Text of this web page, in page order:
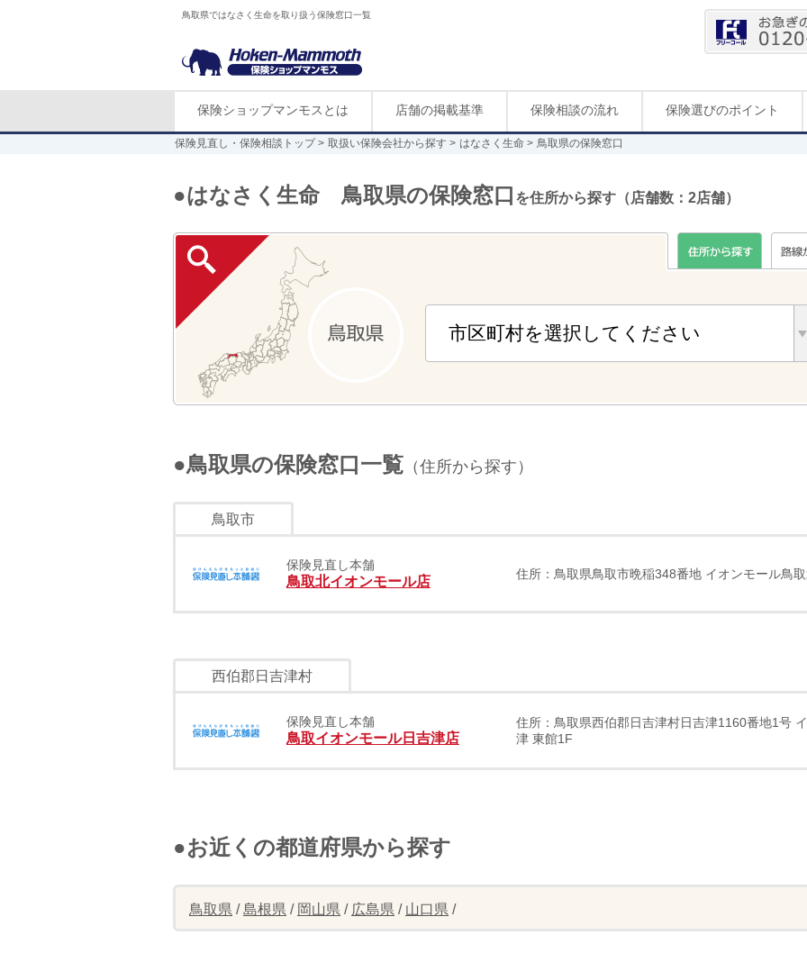
鳥取県ではなさく生命を取り扱う保険窓口一覧
保険ショップマンモスとは 店舗の掲載基準 保険相談の流れ 保険選びのポイント
保険見直し・保険相談トップ 取扱い保険会社から探す はなさく生命 鳥取県の保険窓口
●はなさく生命 鳥取県の保険窓口 を住所から探す（店舗数：2店舗）
●鳥取県の保険窓口一覧 （住所から探す）
鳥取市
保険見直し本舗
鳥取北イオンモール店 住所：鳥取県鳥取市晩稲348番地 イオンモール鳥
西伯郡日吉津村
保険見直し本舗
鳥取イオンモール日吉津店
住所：鳥取県西伯郡日吉津村日吉津1160番地1号
津 東館1F
●お近くの都道府県から探す
鳥取県 /島根県 / 岡山県 / 広島県 / 山口県 /